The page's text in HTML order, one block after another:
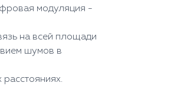
модуляция -
на всей площади
шумов в